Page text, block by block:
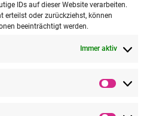
IDs auf dieser Website verarbeiten.
erteilst oder zurückziehst, können
beeinträchtigt werden.
Immer aktiv
Leinebergland